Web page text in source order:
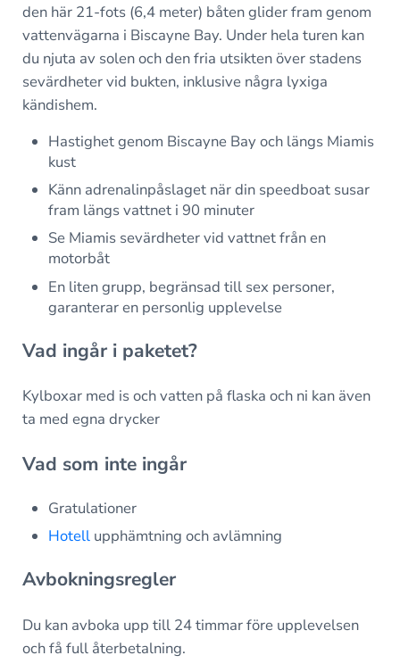
den här 21-fots (6,4 meter) båten glider fram genom
vattenvägarna i Biscayne Bay. Under hela turen kan
du njuta av solen och den fria utsikten över stadens
sevärdheter vid bukten, inklusive några lyxiga
kändishem.
Hastighet genom Biscayne Bay och längs Miamis
kust
Känn adrenalinpåslaget när din speedboat susar
fram längs vattnet i 90 minuter
Se Miamis sevärdheter vid vattnet från en
motorbåt
En liten grupp, begränsad till sex personer,
garanterar en personlig upplevelse
Vad ingår i paketet?
Kylboxar med is och vatten på flaska och ni kan även
ta med egna drycker
Vad som inte ingår
Gratulationer
Hotell upphämtning och avlämning
Avbokningsregler
Du kan avboka upp till 24 timmar före upplevelsen
och få full återbetalning.